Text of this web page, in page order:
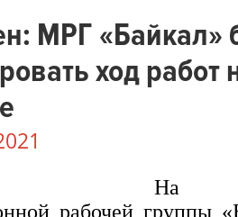
МРГ «Байкал»
ход
На
рабочей группы